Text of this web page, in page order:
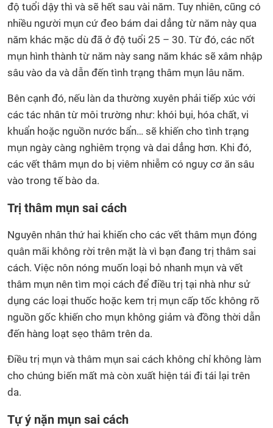
độ tuổi dậy thì và sẽ hết sau vài năm. Tuy nhiên, cũng có
nhiều người mụn cứ đeo bám dai dẳng từ năm này qua
năm khác mặc dù đã ở độ tuổi 25 – 30. Từ đó, các nốt
mụn hình thành từ năm này sang năm khác sẽ xâm nhập
sâu vào da và dẫn đến tình trạng thâm mụn lâu năm.
Bên cạnh đó, nếu làn da thường xuyên phải tiếp xúc với
các tác nhân từ môi trường như: khói bụi, hóa chất, vi
khuẩn hoặc nguồn nước bẩn… sẽ khiến cho tình trạng
mụn ngày càng nghiêm trọng và dai dẳng hơn. Khi đó,
các vết thâm mụn do bị viêm nhiễm có nguy cơ ăn sâu
vào trong tế bào da.
Trị thâm mụn sai cách
Nguyên nhân thứ hai khiến cho các vết thâm mụn đóng
quân mãi không rời trên mặt là vì bạn đang trị thâm sai
cách. Việc nôn nóng muốn loại bỏ nhanh mụn và vết
thâm mụn nên tìm mọi cách để điều trị tại nhà như sử
dụng các loại thuốc hoặc kem trị mụn cấp tốc không rõ
nguồn gốc khiến cho mụn không giảm và đồng thời dẫn
đến hàng loạt sẹo thâm trên da.
Điều trị mụn và thâm mụn sai cách không chỉ không làm
cho chúng biến mất mà còn xuất hiện tái đi tái lại trên
da.
Tự ý nặn mụn sai cách